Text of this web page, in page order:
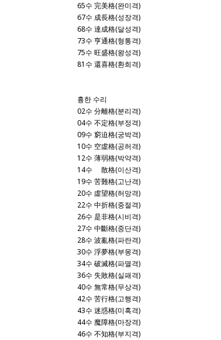
65수 完美格(완미격)
67수 成長格(성장격)
68수 達成格(달성격)
73수 亨通格(형통격)
75수 旺盛格(왕성격)
81수 還喜格(환희격)
흉한 수리
02수 分離格(분리격)
04수 不定格(부정격)
09수 窮迫格(궁박격)
10수 空虛格(공허격)
12수 薄弱格(박약격)
14수 離散格(이산격)
19수 苦難格(고난격)
20수 虛望格(허망격)
22수 中折格(중절격)
26수 是非格(시비격)
27수 中斷格(중단격)
28수 波亂格(파란격)
30수 浮夢格(부몽격)
34수 破滅格(파멸격)
36수 失敗格(실패격)
40수 無常格(무상격)
42수 苦行格(고행격)
43수 迷惑格(미혹격)
44수 魔障格(마장격)
46수 不知格(부지격)